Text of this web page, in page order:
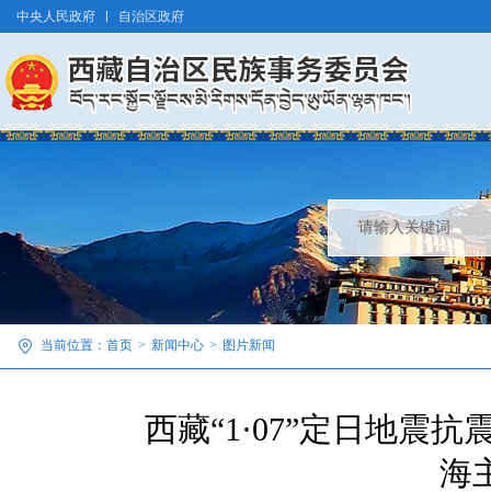
中央人民政府 自治区政府
当前位置： 首页 > 新闻中心 > 图片新闻
西藏“1·07”定日地震
海